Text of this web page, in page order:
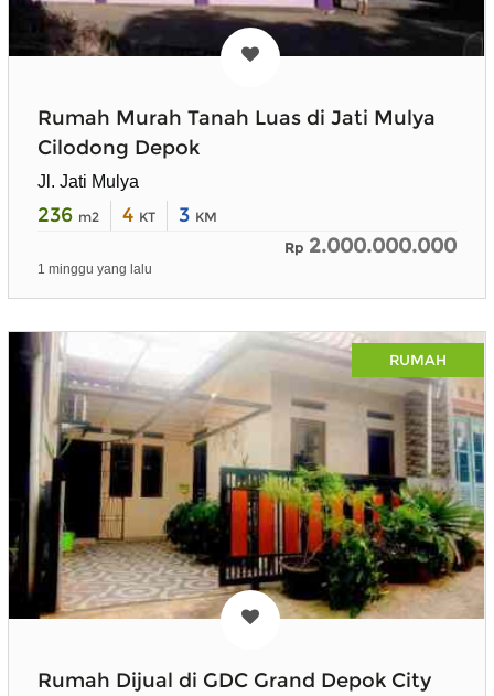
Rumah Murah Tanah Luas di Jati Mulya
Cilodong Depok
Jl. Jati Mulya
236 m2 4 KT 3 KM
Rp 2.000.000.000
1 minggu yang lalu
RUMAH
Rumah Dijual di GDC Grand Depok City